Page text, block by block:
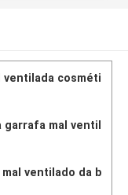
ventilada cosméti
garrafa mal ventil
ventilado da b